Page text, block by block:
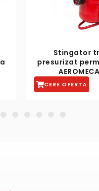
Stingator
CERE OFERTA